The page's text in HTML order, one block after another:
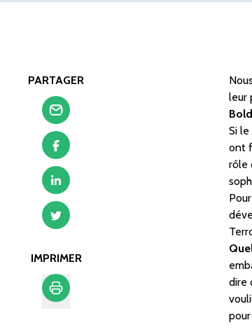
PARTAGER
IMPRIMER
leur
Si
ont
rôle
dire